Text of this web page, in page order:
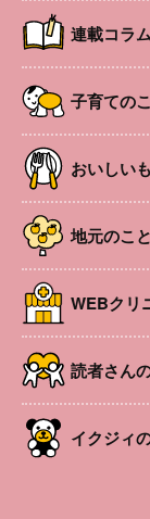
連載コラ
子育ての
おいしい
地元のこと
WEBクリ
読者さん
イクジィ
ピックアップ
親子で「
業と食の
#農業体験 #親子の